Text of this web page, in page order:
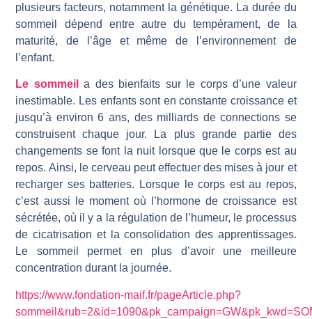
plusieurs facteurs, notamment la génétique. La durée du
sommeil dépend entre autre du tempérament, de la
maturité, de l’âge et même de l’environnement de
l’enfant.
Le sommeil
a des bienfaits sur le corps d’une valeur
inestimable. Les enfants sont en constante croissance et
jusqu’à environ 6 ans, des milliards de connections se
construisent chaque jour. La plus grande partie des
changements se font la nuit lorsque que le corps est au
repos. Ainsi, le cerveau peut effectuer des mises à jour et
recharger ses batteries. Lorsque le corps est au repos,
c’est aussi le moment où l’hormone de croissance est
sécrétée, où il y a la régulation de l’humeur, le processus
de cicatrisation et la consolidation des apprentissages.
Le sommeil permet en plus d’avoir une meilleure
concentration durant la journée.
https://www.fondation-maif.fr/pageArticle.php?